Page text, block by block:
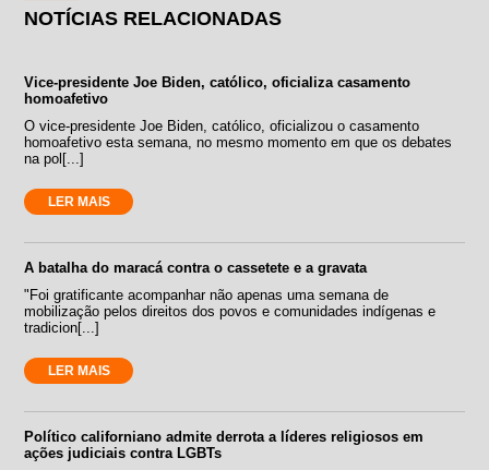
NOTÍCIAS RELACIONADAS
Vice-presidente Joe Biden, católico, oficializa casamento
homoafetivo
O vice-presidente Joe Biden, católico, oficializou o casamento
homoafetivo esta semana, no mesmo momento em que os debates
na pol[...]
LER MAIS
A batalha do maracá contra o cassetete e a gravata
"Foi gratificante acompanhar não apenas uma semana de
mobilização pelos direitos dos povos e comunidades indígenas e
tradicion[...]
LER MAIS
Político californiano admite derrota a líderes religiosos em
ações judiciais contra LGBTs